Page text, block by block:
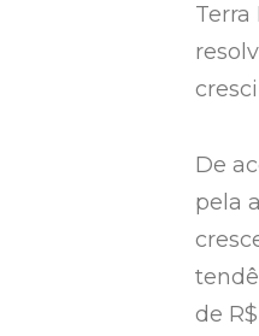
De
pela
de